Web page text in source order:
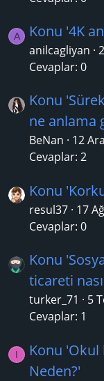
A Konu '4K
anilcagliyan
Cevaplar: 0
Konu
ne anlama
BeNan
12
Cevaplar: 2
Konu
resul37 17
Cevaplar: 0
Konu
ticareti
turker_71
5
Cevaplar: 1
I
Konu 'Okul
Neden?'